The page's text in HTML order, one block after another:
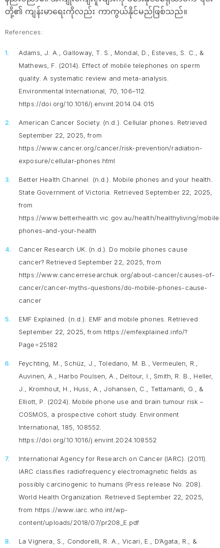
တို့၏ ကျန်းမာရေးကိုလည်း ကာကွယ်နိုင်မည်ဖြစ်သည်။
References:
Adams, J. A., Galloway, T. S., Mondal, D., Esteves, S. C., &
Mathews, F. (2014). Effect of mobile telephones on sperm
quality: A systematic review and meta-analysis.
Environmental International, 70 , 106–112.
https://doi.org/10.1016/j.envint.2014.04.015
American Cancer Society. (n.d.). Cellular phones.
Retrieved
September 22, 2025, from
https://www.cancer.org/cancer/risk-prevention/radiation-
exposure/cellular-phones.html
Better Health Channel. (n.d.). Mobile phones and your health
State Government of Victoria. Retrieved September 22, 2025,
from
https://www.betterhealth.vic.gov.au/health/healthyliving/
phones-and-your-health
Cancer Research UK. (n.d.). Do mobile phones cause
cancer? Retrieved September 22, 2025, from
https://www.cancerresearchuk.org/about-cancer/causes-of-
cancer/cancer-myths-questions/do-mobile-phones-cause-
cancer
EMF Explained. (n.d.). EMF and mobile phones . Retrieved
September 22, 2025, from https://emfexplained.info/?
Page=25182
Feychting, M., Schüz, J., Toledano, M. B., Vermeulen, R.,
Auvinen, A., Harbo Poulsen, A., Deltour, I., Smith, R. B., Heller,
J., Kromhout, H., Huss, A., Johansen, C., Tettamanti, G., &
Elliott, P. (2024). Mobile phone use and brain tumour risk –
COSMOS, a prospective cohort study. Environment
International, 185 , 108552.
https://doi.org/10.1016/j.envint.2024.108552
International Agency for Research on Cancer (IARC). (2011).
IARC classifies radiofrequency electromagnetic fields as
possibly carcinogenic to humans (Press release No. 208)
World Health Organization. Retrieved September 22, 2025,
from https://www.iarc.who.int/wp-
content/uploads/2018/07/pr208_E.pdf
La Vignera, S., Condorelli, R. A., Vicari, E., D’Agata, R., &